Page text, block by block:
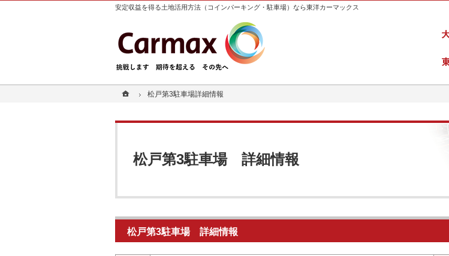
ホーム松戸第3駐車場詳細情報
松戸第3駐車場 詳細情報
安定収益を得る土地活用方法（コインパーキング・駐車場）なら東洋カーマックス
松戸第3駐車場 詳細情報
ホーム松戸第3駐車場詳細情報